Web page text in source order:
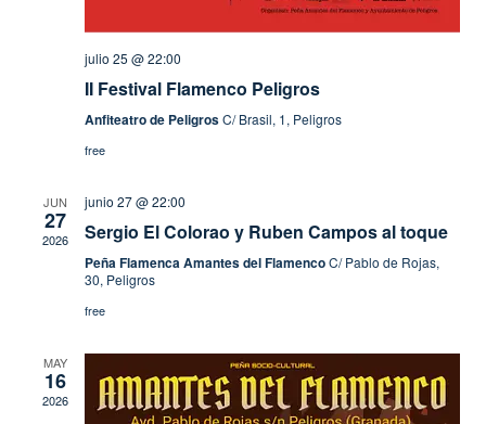
julio 25 @ 22:00
II Festival Flamenco Peligros
Anfiteatro de PeligrosC/ Brasil, 1, Peligros
free
JUN
27
2026
junio 27 @ 22:00
Sergio El Colorao y Ruben Campos al toque
Peña Flamenca Amantes del FlamencoC/ Pablo de Rojas,
30, Peligros
free
MAY
16
2026